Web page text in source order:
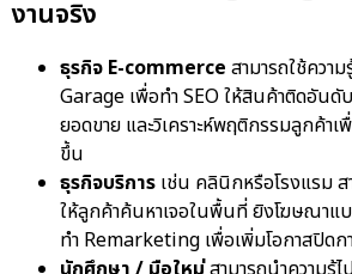
งานจริง
ธุรกิจ E-commerce สามารถใช้ควา
Garage เพื่อทำ SEO ให้สินค้าติดอัน
ยอดขาย และวิเคราะห์พฤติกรรมลูกค้า
ขึ้น
ธุรกิจบริการ เช่น คลินิกหรือโรงแรม ส
ให้ลูกค้าค้นหาเจอในพื้นที่ ยิงโฆษณาแ
ทำ Remarketing เพื่อเพิ่มโอกาสปิดก